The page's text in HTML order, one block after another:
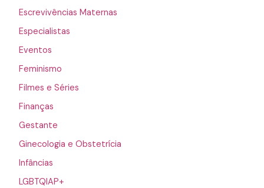
Escrevivências Maternas
Especialistas
Eventos
Feminismo
Filmes e Séries
Finanças
Gestante
Ginecologia e Obstetrícia
Infâncias
LGBTQIAP+